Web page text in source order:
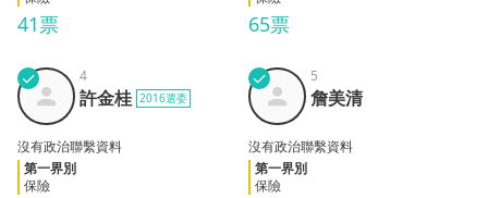
41票 65票
許金
桂
✓ 4
許金桂 2016選委
沒有政治聯繫資料
第一界別
保險
詹美
清
✓ 5
詹美清
沒有政治聯繫資料
第一界別
保險